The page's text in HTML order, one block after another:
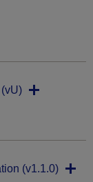
(v1.1.0)